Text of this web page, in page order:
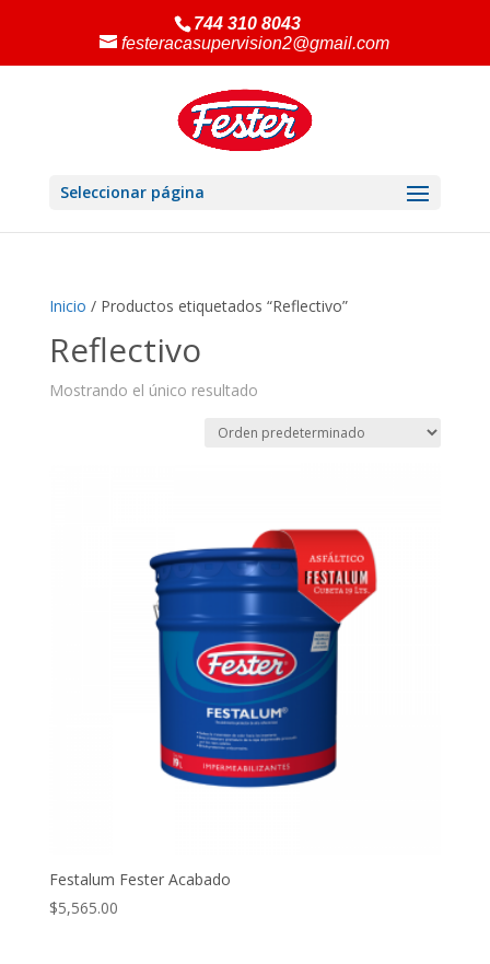
744 310 8043
festeracasupervision2@gmail.com
Seleccionar página
Inicio / Productos etiquetados “Reflectivo”
Reflectivo
Mostrando el único resultado
Festalum Fester Acabado
$5,565.00